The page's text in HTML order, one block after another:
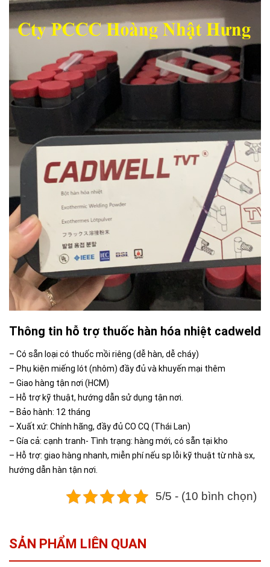
Thông tin hỗ trợ thuốc hàn hóa nhiệt cadweld
– Có sẵn loại có thuốc mồi riêng (dễ hàn, dễ cháy)
– Phụ kiện miếng lót (nhôm) đầy đủ và khuyến mại thêm
– Giao hàng tận nơi (HCM)
– Hỗ trợ kỹ thuật, hướng dẫn sử dụng tận nơi.
– Bảo hành: 12 tháng
– Xuất xứ: Chính hãng, đầy đủ CO CQ (Thái Lan)
– Gía cả: cạnh tranh- Tình trạng: hàng mới, có sẵn tại kho
– Hỗ trợ: giao hàng nhanh, miễn phí nếu sp lỗi kỹ thuật từ nhà sx,
hướng dẫn hàn tận nơi.
5/5 - (10 bình chọn)
SẢN PHẨM LIÊN QUAN